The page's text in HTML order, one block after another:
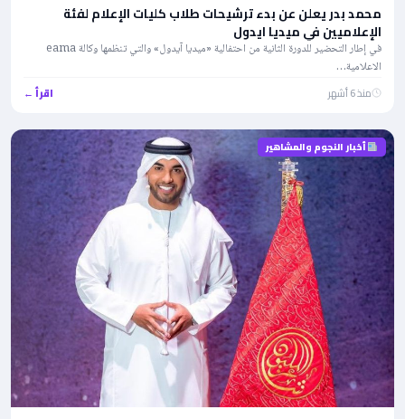
محمد بدر يعلن عن بدء ترشيحات طلاب كليات الإعلام لفئة
الإعلاميين في ميديا ايدول
في إطار التحضير للدورة الثانية من احتفالية «ميديا آيدول» والتي تنظمها وكالة eama
الاعلامية…
منذ 6 أشهر اقرأ ←
أخبار النجوم والمشاهير